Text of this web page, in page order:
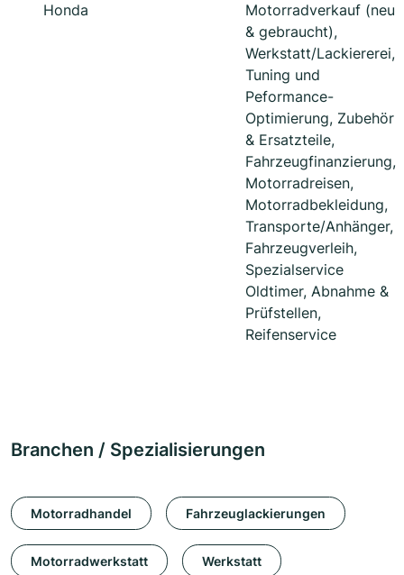
Honda
Motorradverkauf (neu
& gebraucht),
Werkstatt/Lackiererei,
Tuning und
Peformance-
Optimierung, Zubehör
& Ersatzteile,
Fahrzeugfinanzierung,
Motorradreisen,
Motorradbekleidung,
Transporte/Anhänger,
Fahrzeugverleih,
Spezialservice
Oldtimer, Abnahme &
Prüfstellen,
Reifenservice
Branchen / Spezialisierungen
Motorradhandel Fahrzeuglackierungen
Motorradwerkstatt Werkstatt